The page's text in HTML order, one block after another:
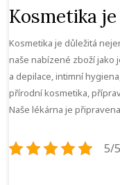
Kosmetika
Kosmetika je důležitá
naše nabízené zboží jako
a depilace, intimní
přírodní kosmetika,
Našelékárna je
5/